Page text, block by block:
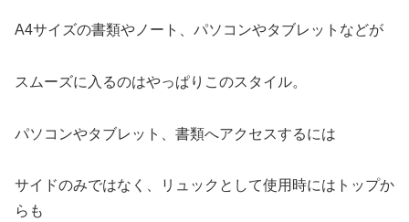
A4サイズの書類やノート、パソコンやタブレットなどが
スムーズに入るのはやっぱりこのスタイル。
パソコンやタブレット、書類へアクセスするには
サイドのみではなく、リュックとして使用時にはトップか
らも